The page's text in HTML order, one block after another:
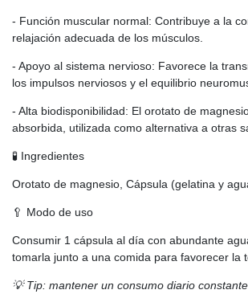
- Función muscular normal: Contribuye a la
relajación adecuada de los músculos.
- Apoyo al sistema nervioso: Favorece la
los impulsos nerviosos y el equilibrio
- Alta biodisponibilidad: El orotato de
absorbida, utilizada como alternativa a otras
🧪 Ingredientes
Orotato de magnesio, Cápsula (gelatina y
🥄 Modo de uso
Consumir 1 cápsula al día con abundante
tomarla junto a una comida para favorecer la
💡 Tip: mantener un consumo diario